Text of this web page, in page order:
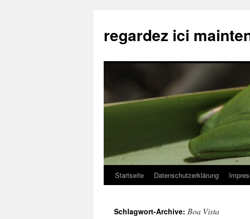
regardez ici
Springe
Inhalt
Startseite Datenschutzerklärung
Schlagwort-Archive: Boa Vista